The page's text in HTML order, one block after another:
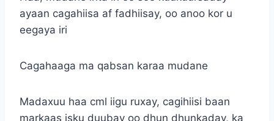
ayaan cagahiisa af fadhiisay, oo anoo kor u
eegaya iri
Cagahaaga ma qabsan karaa mudane
Madaxuu haa cml iigu ruxay, cagihiisi baan
markaas isku duubay oo dhun dhunkaday, ka